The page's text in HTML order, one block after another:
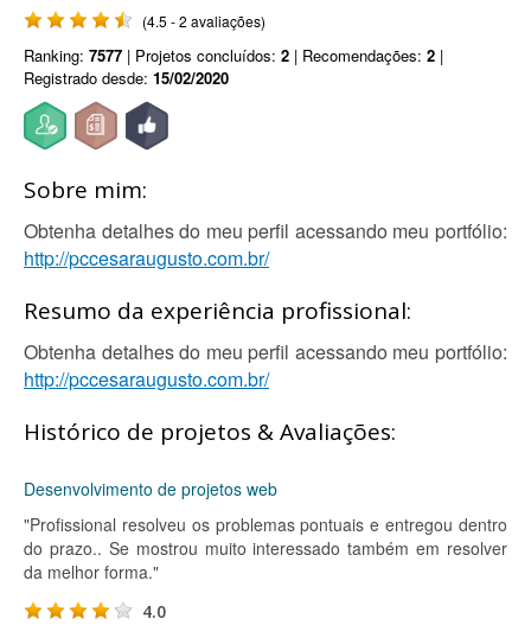
(4.5 - 2 avaliações)
Ranking: 7577 | Projetos concluídos: 2 | Recomendações: 2 |
Registrado desde: 15/02/2020
Sobre mim:
Obtenha detalhes do meu perfil acessando meu portfólio:
http://pccesaraugusto.com.br/
Resumo da experiência profissional:
Obtenha detalhes do meu perfil acessando meu portfólio:
http://pccesaraugusto.com.br/
Histórico de projetos & Avaliações:
Desenvolvimento de projetos web
"Profissional resolveu os problemas pontuais e entregou dentro
do prazo.. Se mostrou muito interessado também em resolver
da melhor forma."
4.0